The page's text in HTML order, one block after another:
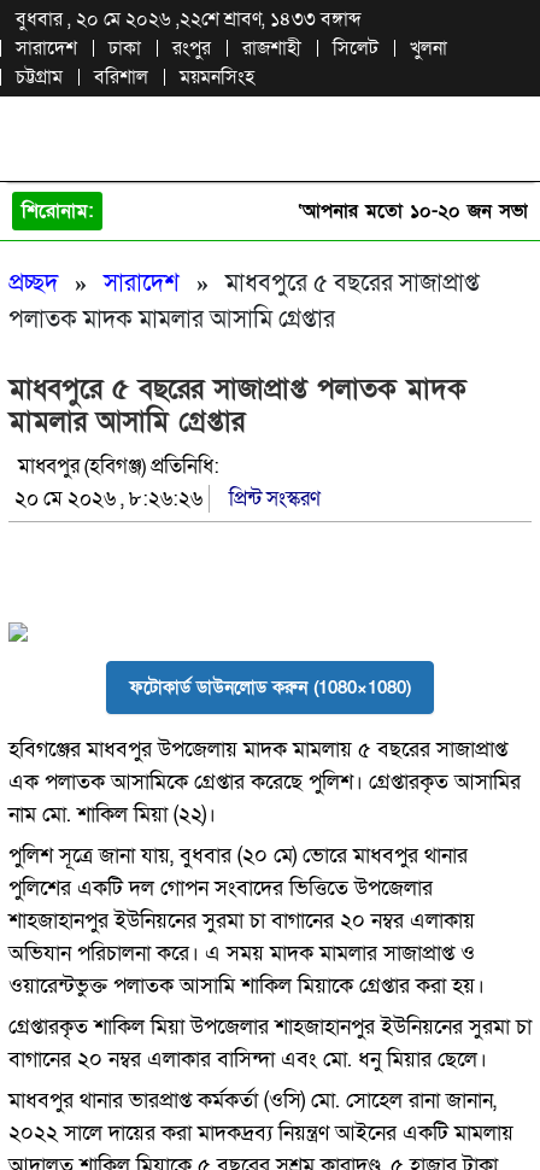
বুধবার , ২০ মে ২০২৬ ,২২শে শ্রাবণ, ১৪৩৩ বঙ্গাব্দ
সারাদেশ
ঢাকা রংপুর রাজশাহী সিলেট
খুলনা
চট্টগ্রাম
বরিশাল ময়মনসিংহ
শিরোনাম: ‘আপনার মতো ১০-২০ জন
প্রচ্ছদ»সারাদেশ»মাধবপুরে ৫ বছরের সাজাপ্রাপ্ত
পলাতক মাদক মামলার আসামি গ্রেপ্তার
মাধবপুরে ৫ বছরের সাজাপ্রাপ্ত পলাতক মাদক
মামলার আসামি গ্রেপ্তার
মাধবপুর (হবিগঞ্জ) প্রতিনিধি:
২০ মে ২০২৬ , ৮:২৬:২৬
প্রিন্ট সংস্করণ
ফটোকার্ড ডাউনলোড করুন (1080×1080)
হবিগঞ্জের মাধবপুর উপজেলায় মাদক মামলায় ৫ বছরের সাজাপ্রাপ্ত
এক পলাতক আসামিকে গ্রেপ্তার করেছে পুলিশ। গ্রেপ্তারকৃত আসামির
নাম মো. শাকিল মিয়া (২২)।
পুলিশ সূত্রে জানা যায়, বুধবার (২০ মে) ভোরে মাধবপুর থানার
পুলিশের একটি দল গোপন সংবাদের ভিত্তিতে উপজেলার
শাহজাহানপুর ইউনিয়নের সুরমা চা বাগানের ২০ নম্বর এলাকায়
অভিযান পরিচালনা করে। এ সময় মাদক মামলার সাজাপ্রাপ্ত ও
ওয়ারেন্টভুক্ত পলাতক আসামি শাকিল মিয়াকে গ্রেপ্তার করা হয়।
গ্রেপ্তারকৃত শাকিল মিয়া উপজেলার শাহজাহানপুর ইউনিয়নের সুরমা চা
বাগানের ২০ নম্বর এলাকার বাসিন্দা এবং মো. ধনু মিয়ার ছেলে।
মাধবপুর থানার ভারপ্রাপ্ত কর্মকর্তা (ওসি) মো. সোহেল রানা জানান,
২০২২ সালে দায়ের করা মাদকদ্রব্য নিয়ন্ত্রণ আইনের একটি মামলায়